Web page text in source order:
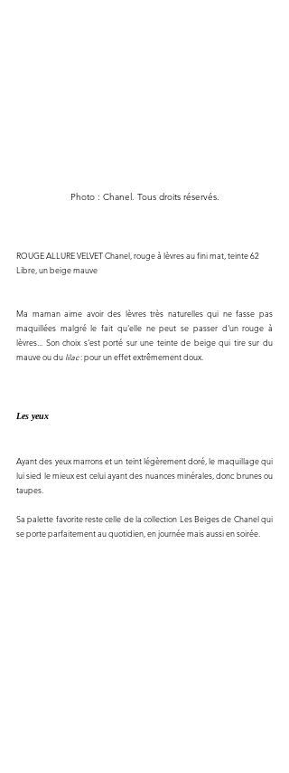
Photo : Chanel. Tous droits réservés.
ROUGE ALLURE VELVET Chanel, rouge à lèvres au fini mat, teinte 62
Libre, un beige mauve
Ma maman aime avoir des lèvres très naturelles qui ne fasse pas
maquillées malgré le fait qu'elle ne peut se passer d'un rouge à
lèvres... Son choix s'est porté sur une teinte de beige qui tire sur du
mauve ou du lilac : pour un effet extrêmement doux.
Les yeux
Ayant des yeux marrons et un teint légèrement doré, le maquillage qui
lui sied le mieux est celui ayant des nuances minérales, donc brunes ou
taupes.
Sa palette favorite reste celle de la collection Les Beiges de Chanel qui
se porte parfaitement au quotidien, en journée mais aussi en soirée.